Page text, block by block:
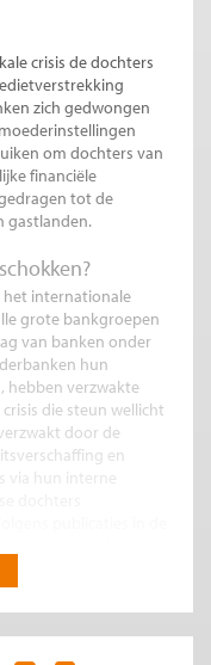
crisis de dochters
zich gedwongen
om dochters van
financiële
tot de
gastlanden.
het internationale
grote bankgroepen
van banken onder
hun
hebben verzwakte
die steun wellicht
door de
en
via hun interne
gebruikt om het
in de moeilijke tijd na
tijdens de